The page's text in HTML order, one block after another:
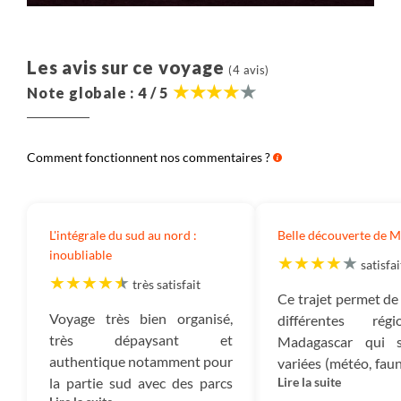
du billet d’avion.
Salariés :Ce montant correspond à l’ensemble des
sommes versées à nos collaborateurs et qui ont en
votre voyage ainsi que leur gestion administrative.
loyers, électricité, assurances, frais bancaires, etc.
Impôts :Ce montant est destiné à payer tous les
impôts qui sont dus : TVA, Impôt sur les sociétés, et
autres impôts.
Mécénat :Ce sont les montants dédiés à nos projets
de reforestation nous permettant d’absorber 100%
Les avis sur ce voyage (4 avis)
Note globale : 4 / 5
Comment fonctionnent nos commentaires ?
L'intégrale du sud au nord :
inoubliable
très satisfait
Voyage très bien organisé,
très dépaysant et
authentique notamment pour
la partie sud avec des parcs
Belle découverte de
Ce trajet permet
différentes
Madagascar qui
variées (météo,
Grande qualité
Lire la suite